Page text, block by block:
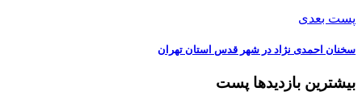
پست بعدی
سخنان احمدی نژاد در شهر قدس استان تهران
بیشترین بازدیدها پست